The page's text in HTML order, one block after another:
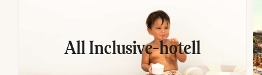
All Inclusive-hotell